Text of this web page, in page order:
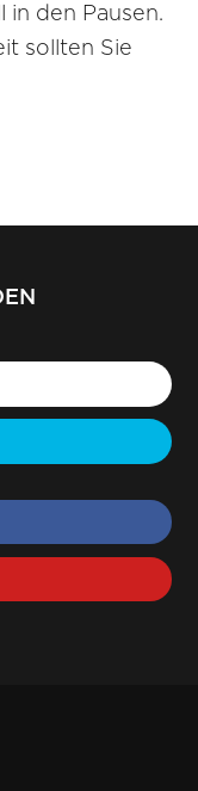
in den Pausen.
sollten Sie